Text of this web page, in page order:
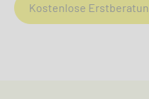
Kostenlose